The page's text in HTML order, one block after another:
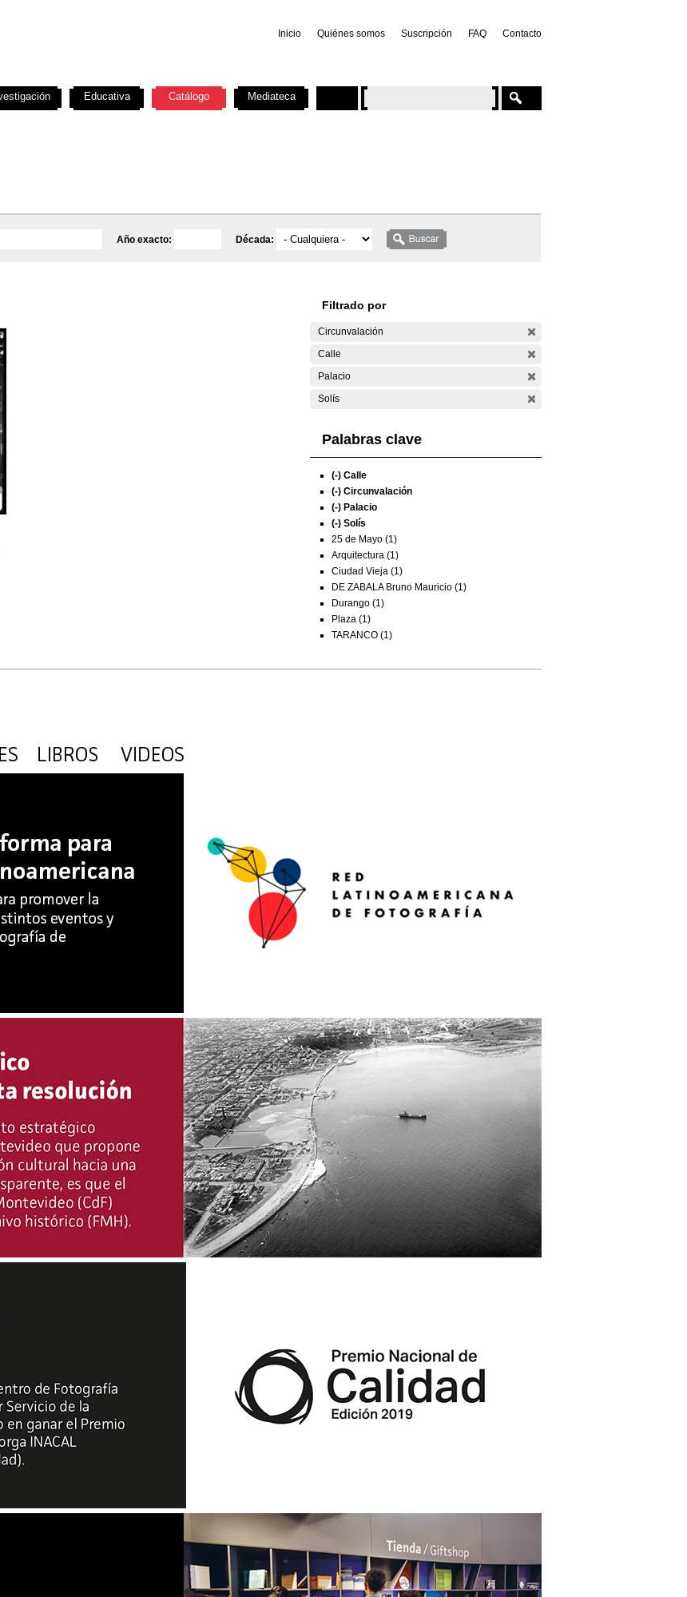
Inicio Quiénes somos Suscripción FAQ Contacto
Año exacto: Década:
Filtrado por
Circunvalación
Calle
Palacio
Solís
Palabras clave
(-) Calle
(-) Circunvalación
(-) Palacio
(-) Solís
25 de Mayo (1)
Arquitectura (1)
Ciudad Vieja (1)
DE ZABALA Bruno Mauricio (1)
Durango (1)
Plaza (1)
TARANCO (1)
Educativa Catálogo Mediateca